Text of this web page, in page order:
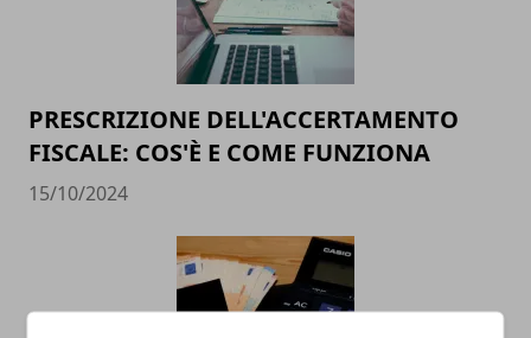
PRESCRIZIONE DELL'ACCERTAMENTO
FISCALE: COS'È E COME FUNZIONA
15/10/2024